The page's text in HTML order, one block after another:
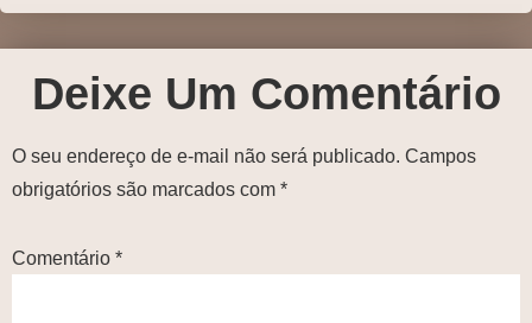
Deixe Um Comentário
O seu endereço de e-mail não será publicado. Campos
obrigatórios são marcados com *
Comentário *